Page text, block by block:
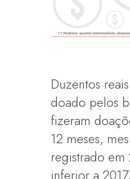
Duzentos
doado pelos
fizeram
12 meses,
registrado em